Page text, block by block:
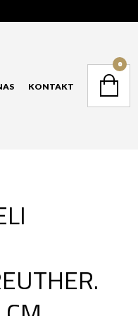
KONTAKT
0